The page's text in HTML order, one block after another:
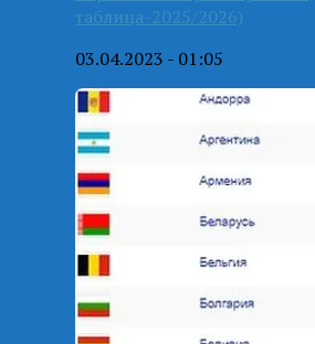
таблица-2025/2026)
03.04.2023 - 01:05